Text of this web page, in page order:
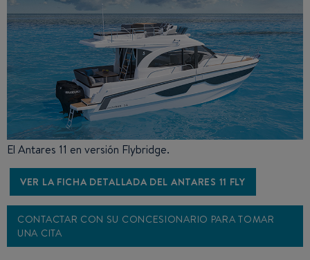
El Antares 11 en versión Flybridge.
VER LA FICHA DETALLADA DEL ANTARES 11 FLY
CONTACTAR CON SU CONCESIONARIO PARA TOMAR
UNA CITA